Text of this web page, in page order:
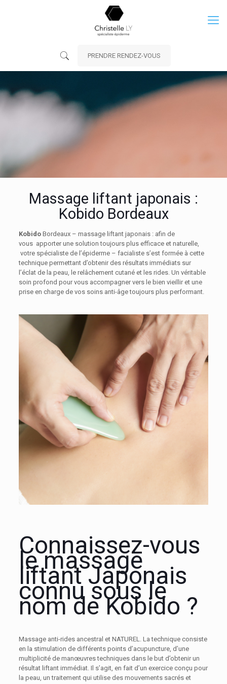
PRENDRE RENDEZ-VOUS
Massage liftant japonais :
Kobido Bordeaux
KobidoBordeaux – massage liftant japonais : afin de
vous apporter une solution toujours plus efficace et naturelle,
votre spécialiste de l’épiderme – facialiste s’est formée à cette
technique permettant d’obtenir des résultats immédiats sur
l’éclat de la peau, le relâchement cutané et les rides. Un véritable
soin profond pour vous accompagner vers le bien vieillir et une
prise en charge de vos soins anti-âge toujours plus performant.
Connaissez-vous
le massage
liftant Japonais
connu sous le
nom de Kobido ?
Massage anti-rides ancestral et NATUREL. La technique consiste
en la stimulation de différents points d’acupuncture, d’une
multiplicité de manœuvres techniques dans le but d’obtenir un
résultat liftant immédiat. Il s’agit, en fait d’un exercice conçu pour
la peau, un traitement qui utilise des mouvements sacrés et